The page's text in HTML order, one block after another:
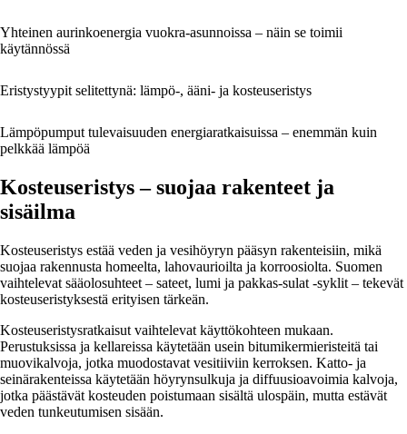
Yhteinen aurinkoenergia vuokra-asunnoissa – näin se toimii
käytännössä
Eristystyypit selitettynä: lämpö-, ääni- ja kosteuseristys
Lämpöpumput tulevaisuuden energiaratkaisuissa – enemmän kuin
pelkkää lämpöä
Kosteuseristys – suojaa rakenteet ja
sisäilma
Kosteuseristys estää veden ja vesihöyryn pääsyn rakenteisiin, mikä
suojaa rakennusta homeelta, lahovaurioilta ja korroosiolta. Suomen
vaihtelevat sääolosuhteet – sateet, lumi ja pakkas-sulat -syklit – tekevät
kosteuseristyksestä erityisen tärkeän.
Kosteuseristysratkaisut vaihtelevat käyttökohteen mukaan.
Perustuksissa ja kellareissa käytetään usein bitumikermieristeitä tai
muovikalvoja, jotka muodostavat vesitiiviin kerroksen. Katto- ja
seinärakenteissa käytetään höyrynsulkuja ja diffuusioavoimia kalvoja,
jotka päästävät kosteuden poistumaan sisältä ulospäin, mutta estävät
veden tunkeutumisen sisään.